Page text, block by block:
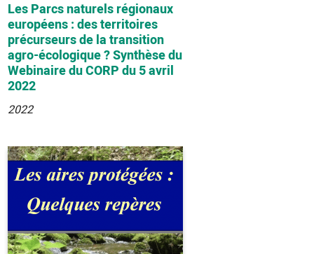
Les Parcs naturels régionaux
européens : des territoires
précurseurs de la transition
agro-écologique ? Synthèse du
Webinaire du CORP du 5 avril
2022
2022